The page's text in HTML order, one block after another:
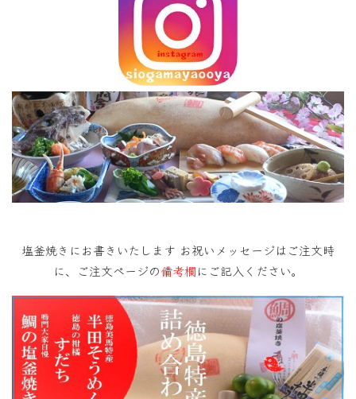
塩釜焼きにお書きいたします お祝いメッセージはご注文時
に、ご注文ページの備考欄にご記入ください。